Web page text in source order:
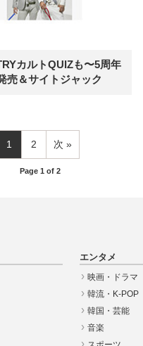
カルトQUIZも〜5周年
売＆サイトジャック
1 2 次
Page 1 of 2
エンタメ
映画・ドラマ
韓流・K-POP
韓国・芸能
音楽